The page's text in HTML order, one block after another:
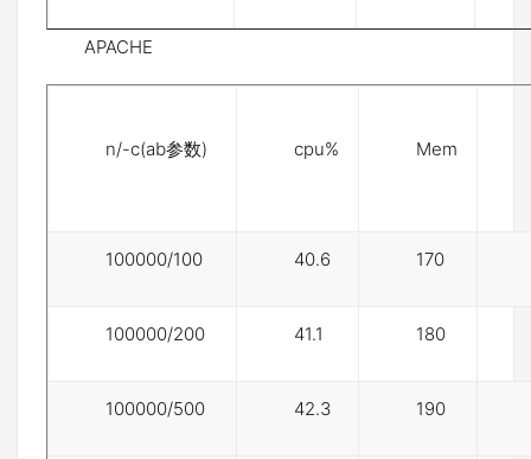
APACHE
n/-c(ab参数) cpu% Mem
100000/100 40.6 170
100000/200 41.1 180
100000/500 42.3 190